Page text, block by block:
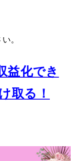
。
益化でき
取る！